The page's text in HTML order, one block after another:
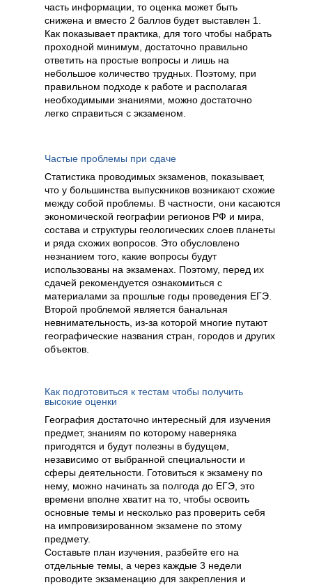
часть информации, то оценка может быть
снижена и вместо 2 баллов будет выставлен 1.
Как показывает практика, для того чтобы набрать
проходной минимум, достаточно правильно
ответить на простые вопросы и лишь на
небольшое количество трудных. Поэтому, при
правильном подходе к работе и располагая
необходимыми знаниями, можно достаточно
легко справиться с экзаменом.
Как подготовиться к тестам чтобы получить
высокие оценки
География достаточно интересный для изучения
предмет, знаниям по которому наверняка
пригодятся и будут полезны в будущем,
независимо от выбранной специальности и
сферы деятельности. Готовиться к экзамену по
нему, можно начинать за полгода до ЕГЭ, это
времени вполне хватит на то, чтобы освоить
основные темы и несколько раз проверить себя
на импровизированном экзамене по этому
предмету.
Составьте план изучения, разбейте его на
отдельные темы, а через каждые 3 недели
проводите экзаменацию для закрепления и
Статистика проводимых экзаменов, показывает,
что у большинства выпускников возникают схожие
между собой проблемы. В частности, они касаются
экономической географии регионов РФ и мира,
состава и структуры геологических слоев планеты
и ряда схожих вопросов. Это обусловлено
незнанием того, какие вопросы будут
использованы на экзаменах. Поэтому, перед их
сдачей рекомендуется ознакомиться с
материалами за прошлые годы проведения ЕГЭ.
Второй проблемой является банальная
невнимательность, из-за которой многие путают
географические названия стран, городов и других
объектов.
Частые проблемы при сдаче